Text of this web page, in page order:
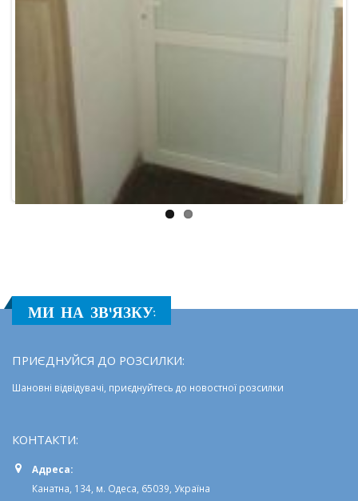
Next
МИ НА ЗВ'ЯЗКУ:
ПРИЄДНУЙСЯ ДО РОЗСИЛКИ:
Шановні відвідувачі, приєднуйтесь до новостної розсилки
КОНТАКТИ:
Адреса:
Канатна, 134, м. Одеса, 65039, Україна